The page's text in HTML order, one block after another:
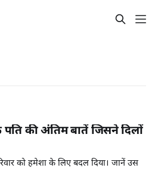
की अंतिम बातें जिसने दिलों
को हमेशा के लिए बदल दिया। जानें उस